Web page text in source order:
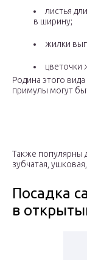
листья
в ширину;
жилки
цветочки
Родина этого
примулы могут
Также популярны
зубчатая,
Посадка
в